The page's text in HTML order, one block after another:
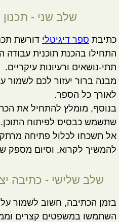
שלב שני -
כתיבת ספר דיגיטלי דורשת
התחילו בהכנת תוכנית עבודה
תתי-נושאים ורעיונות עיקריים.
מבנה ברור יעזור לכם לשמור
לאורך כל הספר.
בנוסף, מומלץ להתחיל את
שתשמש כבסיס לפיתוח התוכן.
אל תשכחו לכלול פתיחה
להמשיך לקרוא, וסיום מספק
שלב שלישי - כתיבה
בזמן הכתיבה, חשוב לשמור
השתמשו במשפטים קצרים